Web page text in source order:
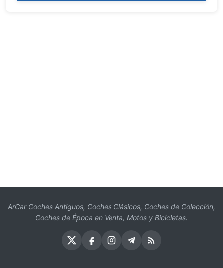
ArCar Coches Antiguos, Coches Clásicos, Coches de Colección,
Coches de Época en Venta, Motos y Bicicletas.